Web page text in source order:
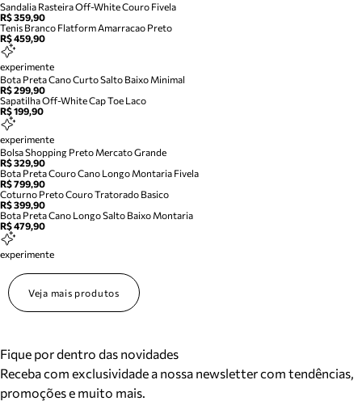
Sandalia Rasteira Off-White Couro Fivela
R$ 359,90
Tenis Branco Flatform Amarracao Preto
R$ 459,90
experimente
Bota Preta Cano Curto Salto Baixo Minimal
R$ 299,90
Sapatilha Off-White Cap Toe Laco
R$ 199,90
experimente
Bolsa Shopping Preto Mercato Grande
R$ 329,90
Bota Preta Couro Cano Longo Montaria Fivela
R$ 799,90
Coturno Preto Couro Tratorado Basico
R$ 399,90
Bota Preta Cano Longo Salto Baixo Montaria
R$ 479,90
experimente
Veja mais produtos
Fique por dentro das novidades
Receba com exclusividade a nossa newsletter com tendências,
promoções e muito mais.